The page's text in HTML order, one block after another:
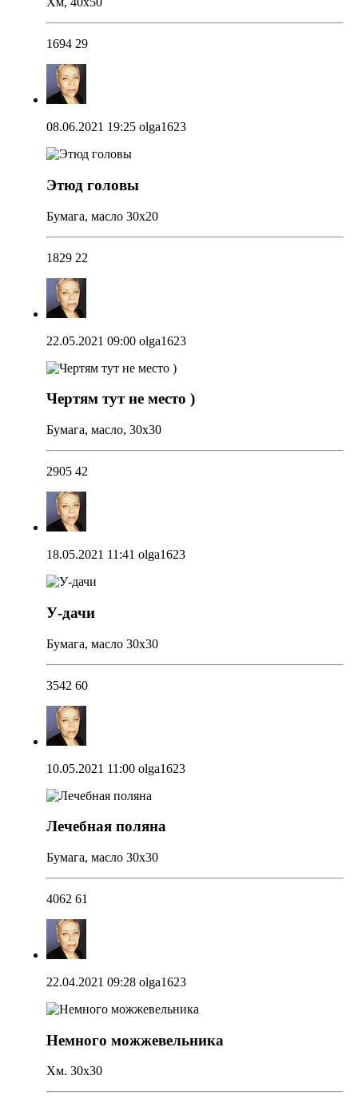
1694 29
08.06.2021 19:25 olga1623
Этюд головы
Бумага, масло 30х20
1829 22
22.05.2021 09:00 olga1623
Чертям тут не место )
Бумага, масло, 30х30
2905 42
18.05.2021 11:41 olga1623
У-дачи
Бумага, масло 30х30
3542 60
10.05.2021 11:00 olga1623
Лечебная поляна
Бумага, масло 30х30
4062 61
22.04.2021 09:28 olga1623
Немного можжевельника
Хм. 30х30